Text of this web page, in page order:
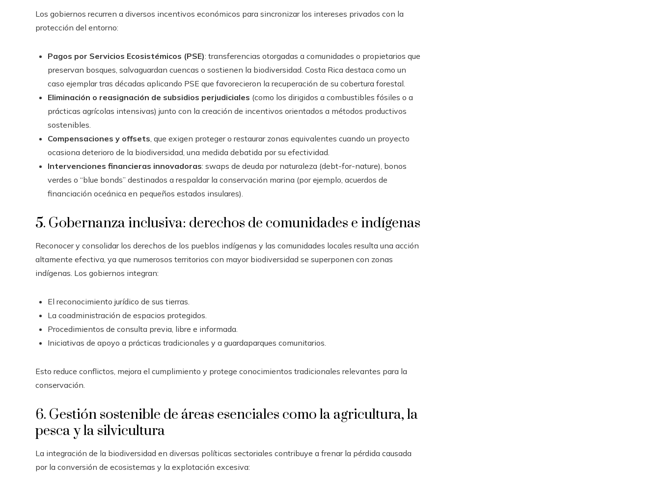
Los gobiernos recurren a diversos incentivos económicos para sincronizar los intereses privados con la
protección del entorno:
Pagos por Servicios Ecosistémicos (PSE): transferencias otorgadas a comunidades o propietarios que
preservan bosques, salvaguardan cuencas o sostienen la biodiversidad. Costa Rica destaca como un
caso ejemplar tras décadas aplicando PSE que favorecieron la recuperación de su cobertura forestal.
Eliminación o reasignación de subsidios perjudiciales (como los dirigidos a combustibles fósiles o a
prácticas agrícolas intensivas) junto con la creación de incentivos orientados a métodos productivos
sostenibles.
Compensaciones y offsets, que exigen proteger o restaurar zonas equivalentes cuando un proyecto
ocasiona deterioro de la biodiversidad, una medida debatida por su efectividad.
Intervenciones financieras innovadoras: swaps de deuda por naturaleza (debt-for-nature), bonos
verdes o “blue bonds” destinados a respaldar la conservación marina (por ejemplo, acuerdos de
financiación oceánica en pequeños estados insulares).
5. Gobernanza inclusiva: derechos de comunidades e indígenas
Reconocer y consolidar los derechos de los pueblos indígenas y las comunidades locales resulta una acción
altamente efectiva, ya que numerosos territorios con mayor biodiversidad se superponen con zonas
indígenas. Los gobiernos integran:
El reconocimiento jurídico de sus tierras.
La coadministración de espacios protegidos.
Procedimientos de consulta previa, libre e informada.
Iniciativas de apoyo a prácticas tradicionales y a guardaparques comunitarios.
Esto reduce conflictos, mejora el cumplimiento y protege conocimientos tradicionales relevantes para la
conservación.
6. Gestión sostenible de áreas esenciales como la agricultura, la
pesca y la silvicultura
La integración de la biodiversidad en diversas políticas sectoriales contribuye a frenar la pérdida causada
por la conversión de ecosistemas y la explotación excesiva: